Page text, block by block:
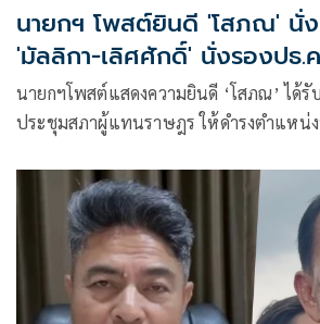
นายกฯ โพสต์ยินดี 'โสภณ' นั่ง
'มัลลิกา-เลิศศักดิ์' นั่งรองปธ.
นายกฯโพสต์แสดงความยินดี ‘โสภณ’ ได้รั
ประชุมสภาผู้แทนราษฎร ให้ดำรงตำแหน่